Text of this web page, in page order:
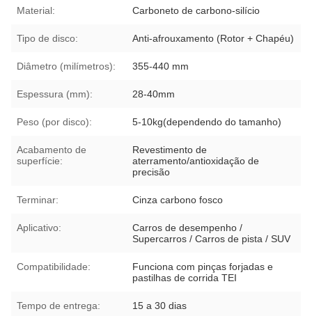
Material: Carboneto de carbono-silício
Tipo de disco: Anti-afrouxamento (Rotor + Chapéu)
Diâmetro (milímetros): 355-440 mm
Espessura (mm): 28-40mm
Peso (por disco): 5-10kg(dependendo do tamanho)
Acabamento de
superfície:
Revestimento de
aterramento/antioxidação de
precisão
Terminar: Cinza carbono fosco
Aplicativo:
Carros de desempenho /
Supercarros / Carros de pista / SUV
Compatibilidade:
Funciona com pinças forjadas e
pastilhas de corrida TEI
Tempo de entrega: 15 a 30 dias